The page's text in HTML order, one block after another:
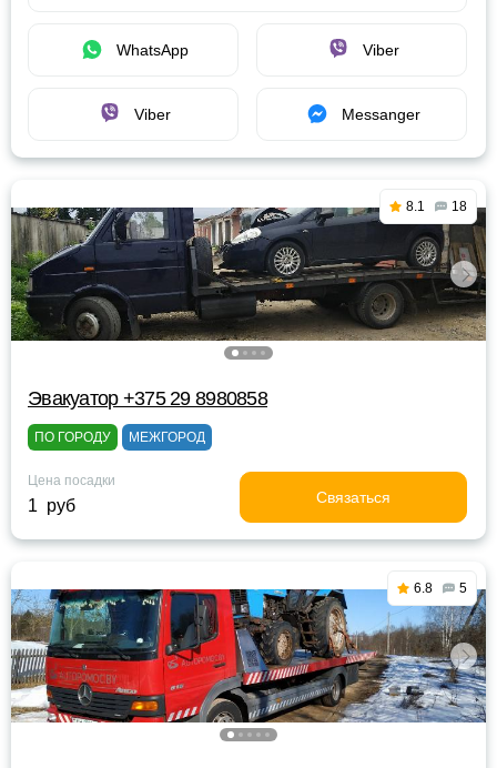
WhatsApp Viber
Viber Messanger
8.1 18
Эвакуатор +375 29 8980858
ПО ГОРОДУ МЕЖГОРОД
Цена посадки
1 руб Связаться
6.8 5